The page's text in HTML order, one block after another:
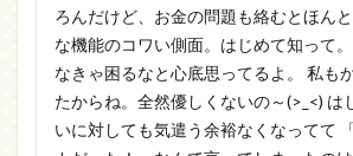
ろんだけど、お金の問題も絡むとほん
な機能のコワい側面。はじめて知って
なきゃ困るなと心底思ってるよ。 私も
たからね。全然優しくないの～(>_<) は
いに対しても気遣う余裕なくなってて